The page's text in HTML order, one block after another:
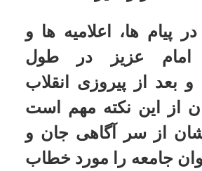
(قدس سره) از مراتب و کمالات انسان
و نیارهای واقعی جوانان، سبب توجه و
تذکر نکات مورد لزوم به نوجوانان و
جوانان جامعه شد. [که دراینجا به برخی
از این توصیه ها و هشدارها اشاره می
نماییم ]:
1) منحرف کردن جوانان با اسامی
فریبنده: